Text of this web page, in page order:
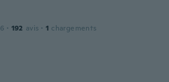
· 192 avis · 1 chargements